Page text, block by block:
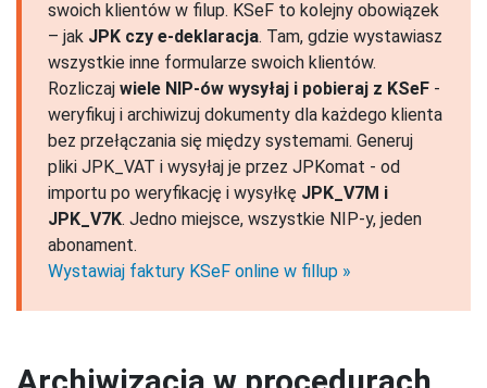
swoich klientów w filup. KSeF to kolejny obowiązek
– jak JPK czy e-deklaracja. Tam, gdzie wystawiasz
wszystkie inne formularze swoich klientów.
Rozliczaj wiele NIP-ów wysyłaj i pobieraj z KSeF -
weryfikuj i archiwizuj dokumenty dla każdego klienta
bez przełączania się między systemami. Generuj
pliki JPK_VAT i wysyłaj je przez JPKomat - od
importu po weryfikację i wysyłkę JPK_V7M i
JPK_V7K. Jedno miejsce, wszystkie NIP-y, jeden
abonament.
Wystawiaj faktury KSeF online w fillup